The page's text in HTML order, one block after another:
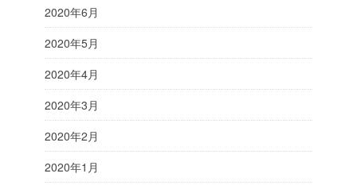
2020年6月
2020年5月
2020年4月
2020年3月
2020年2月
2020年1月